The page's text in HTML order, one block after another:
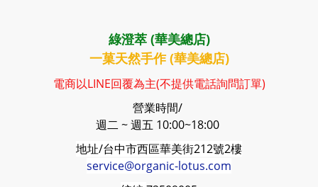
綠澄萃 (華美總店)
一菓天然手作 (華美總店)
電商以LINE回覆為主(不提供電話詢問訂單)
營業時間/
週二 ~ 週五 10:00~18:00
地址/台中市西區華美街212號2樓
service@organic-lotus.com